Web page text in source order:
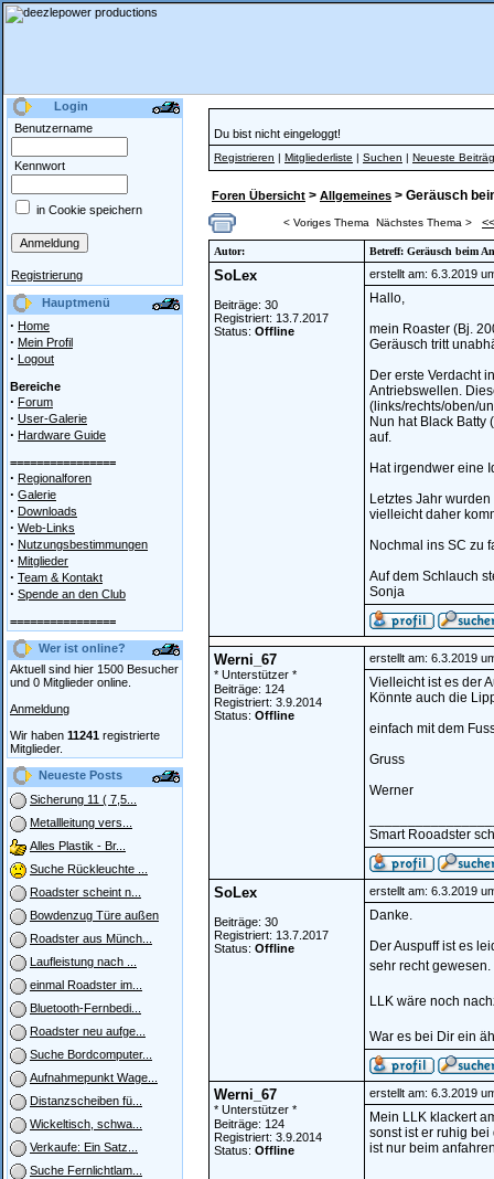
Login
Benutzername
Kennwort
in Cookie speichern
Registrierung
Hauptmenü
· Home
· Mein Profil
· Logout
Bereiche
· Forum
· User-Galerie
· Hardware Guide
================
· Regionalforen
· Galerie
· Downloads
· Web-Links
· Nutzungsbestimmungen
· Mitglieder
· Team & Kontakt
· Spende an den Club
================
Wer ist online?
Aktuell sind hier 1500 Besucher
und 0 Mitglieder online.
Anmeldung
Wir haben 11241 registrierte
Mitglieder.
Neueste Posts
Sicherung 11 ( 7,5...
Metallleitung vers...
Alles Plastik - Br...
Suche Rückleuchte ...
Roadster scheint n...
Bowdenzug Türe außen
Roadster aus Münch...
Laufleistung nach ...
einmal Roadster im...
Bluetooth-Fernbedi...
Roadster neu aufge...
Suche Bordcomputer...
Aufnahmepunkt Wage...
Distanzscheiben fü...
Wickeltisch, schwa...
Verkaufe: Ein Satz...
Suche Fernlichtlam...
Du bist nicht eingeloggt!
Registrieren | Mitgliederliste | Suchen | Neueste
Foren Übersicht > Allgemeines > Geräusch
< Voriges Thema Nächstes Thema > <<
Autor: Betreff: Geräusch beim
SoLex
Beiträge: 30
Registriert: 13.7.2017
Status: Offline
erstellt am: 6.3.2019
Hallo,
mein Roaster (Bj.
Geräusch tritt
Der erste Verdacht
Antriebswellen.
(links/rechts/oben/
Nun hat Black Batty
auf.
Hat irgendwer eine
Letztes Jahr
vielleicht daher
Nochmal ins SC zu
Auf dem Schlauch
Sonja
Werni_67
* Unterstützer *
Beiträge: 124
Registriert: 3.9.2014
Status: Offline
erstellt am: 6.3.2019
Vielleicht ist es der
Könnte auch die
einfach mit dem
Gruss
Werner
Smart Rooadster
SoLex
Beiträge: 30
Registriert: 13.7.2017
Status: Offline
erstellt am: 6.3.2019
Danke.
Der Auspuff ist es
sehr recht gewesen.
LLK wäre noch
War es bei Dir ein
Werni_67
* Unterstützer *
Beiträge: 124
Registriert: 3.9.2014
Status: Offline
erstellt am: 6.3.2019
Mein LLK klackert
sonst ist er ruhig bei
ist nur beim